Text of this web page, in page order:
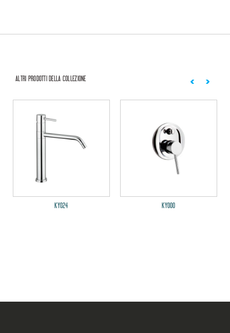
ALTRI PRODOTTI DELLA COLLEZIONE
KY024 KY000